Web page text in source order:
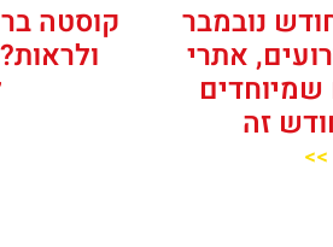
נובמבר
אתרי
שמיוחדים
זה
קוסטה